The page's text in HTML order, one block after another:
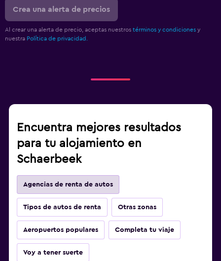
Crea una alerta de precios
Al crear una alerta de precio, aceptas nuestros términos y condiciones y
nuestra Política de privacidad.
Encuentra mejores resultados
para tu alojamiento en
Schaerbeek
Agencias de renta de autos
Tipos de autos de renta Otras zonas
Aeropuertos populares Completa tu viaje
Voy a tener suerte